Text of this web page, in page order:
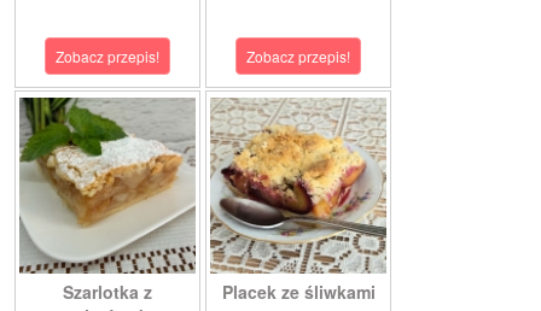
Zobacz przepis! Zobacz przepis!
Szarlotka z
Placek ze śliwkami